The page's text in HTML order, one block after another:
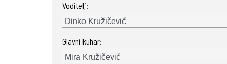
Voditelj:
Glavni kuhar: